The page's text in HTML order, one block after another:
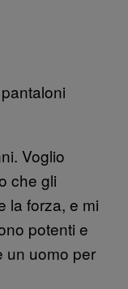
Voglio
che gli
la forza, e mi
potenti e
un uomo per